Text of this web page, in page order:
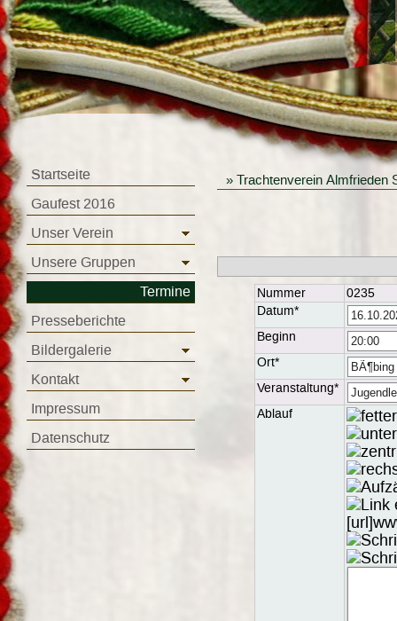
Startseite
Gaufest 2016
Unser Verein
Unsere Gruppen
Termine
Presseberichte
Bildergalerie
Kontakt
Impressum
Datenschutz
» Trachtenverein Almfrieden
Nummer
0235
Datum*
Beginn
Ort*
Veranstaltung*
Ablauf